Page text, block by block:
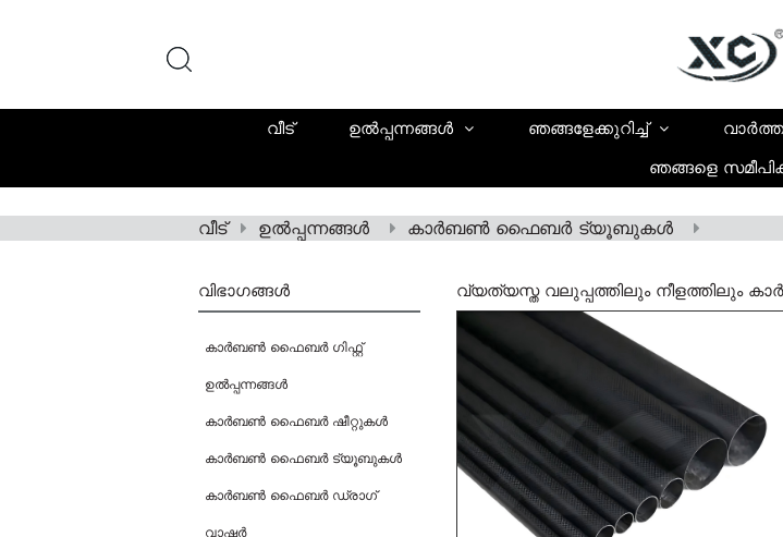
വീട് ഉൽപ്പന്നങ്ങൾ ഞങ്ങളേക്കുറിച്ച്
ഞങ്ങളെ
വീട് ഉൽപ്പന്നങ്ങൾ കാർബൺ ഫൈബർ ട്യൂബുകൾ
വിഭാഗങ്ങൾ
കാർബൺ ഫൈബർ ഗിഫ്റ്റ്
ഉൽപ്പന്നങ്ങൾ
കാർബൺ ഫൈബർ ഷീറ്റുകൾ
കാർബൺ ഫൈബർ ട്യൂബുകൾ
കാർബൺ ഫൈബർ ഡ്രാഗ്
വാഷർ
വ്യത്യസ്ത വലുപ്പത്തിലും